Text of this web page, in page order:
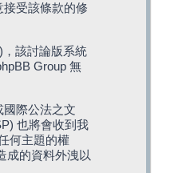
受該條款的修
該討論版系統
Group 無
際公法之文
也將會收到我
何主題的權
成的資料外洩以